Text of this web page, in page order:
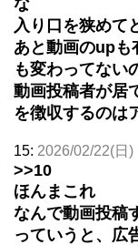
入り口を狭めて
あと動画のupも
も変わってない
動画投稿者が居
を徴収するのは
15: 2026/02/22(日)
>>10
ほんまこれ
なんで動画投稿
っていうと、広